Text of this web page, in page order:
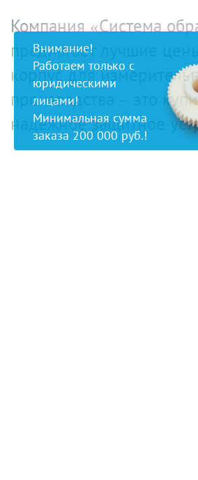
Компания «Система
предлагает лучшие
корпус для
производства – это
надежное защитное
Внимание!
Работаем только с
юридическими
лицами!
Минимальная сумма
заказа 200 000 руб.!